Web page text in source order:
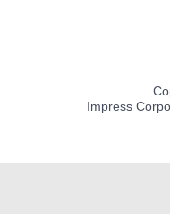
Impress